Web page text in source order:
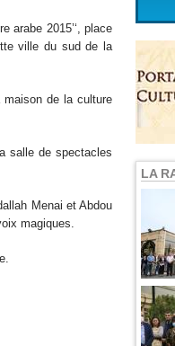
arabe 2015’‘, place
ville du sud de la
maison de la culture
salle de spectacles
Menai et Abdou
magiques.
LA